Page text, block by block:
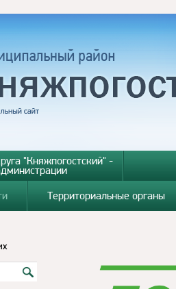
"Княжпогостский" -
Территориальные органы